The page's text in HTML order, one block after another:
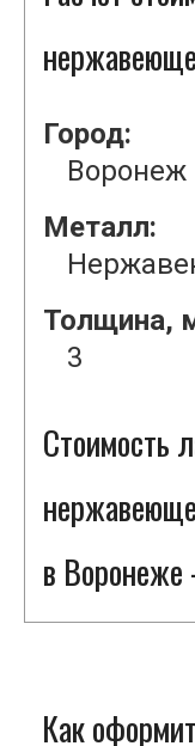
Город:
Воронеж
Металл:
Толщина,
3
Стоимость
в Воронеже
Как